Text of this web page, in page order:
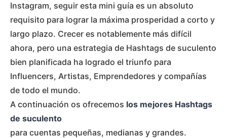
Instagram, seguir esta mini guía es un absoluto
requisito para lograr la máxima prosperidad a corto y
largo plazo. Crecer es notablemente más difícil
ahora, pero una estrategia de Hashtags de suculento
bien planificada ha logrado el triunfo para
Influencers, Artistas, Emprendedores y compañías
de todo el mundo.
A continuación os ofrecemos los mejores Hashtags
de suculento
para cuentas pequeñas, medianas y grandes.